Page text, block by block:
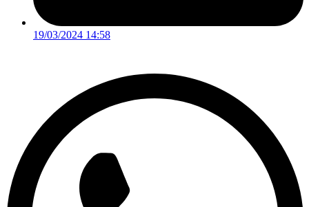
19/03/2024 14:58